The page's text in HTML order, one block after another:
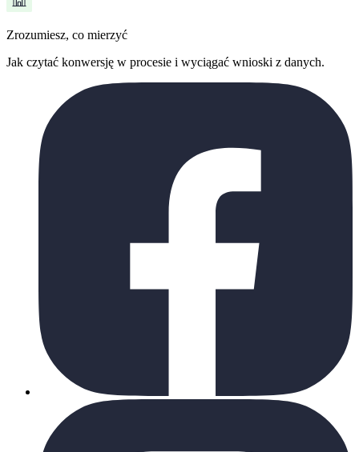
Zrozumiesz, co mierzyć
Jak czytać konwersję w procesie i wyciągać wnioski z danych.